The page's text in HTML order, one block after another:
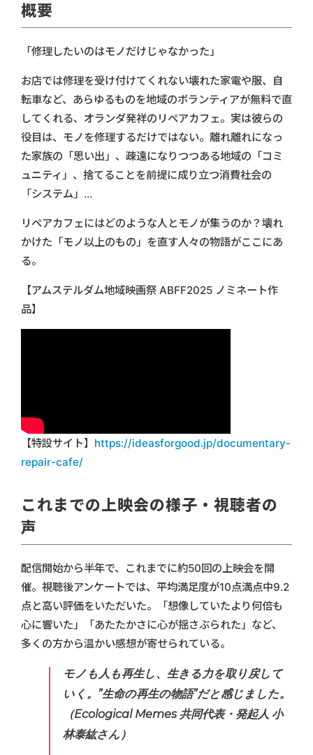
概要
「修理したいのはモノだけじゃなかった」
お店では修理を受け付けてくれない壊れた家電や服、自
転車など、あらゆるものを地域のボランティアが無料で直
してくれる、オランダ発祥のリペアカフェ。実は彼らの
役目は、モノを修理するだけではない。離れ離れになっ
た家族の「思い出」、疎遠になりつつある地域の「コミ
ュニティ」、捨てることを前提に成り立つ消費社会の
「システム」…
リペアカフェにはどのような人とモノが集うのか？壊れ
かけた「モノ以上のもの」を直す人々の物語がここにあ
る。
【アムステルダム地域映画祭 ABFF2025 ノミネート作
品】
【特設サイト】 https://ideasforgood.jp/documentary-
repair-cafe/
これまでの上映会の様子・視聴者の
声
配信開始から半年で、これまでに約50回の上映会を開
催。視聴後アンケートでは、平均満足度が10点満点中9.2
点と高い評価をいただいた。「想像していたより何倍も
心に響いた」「あたたかさに心が揺さぶられた」など、
多くの方から温かい感想が寄せられている。
モノも人も再生し、生きる力を取り戻して
いく。”生命の再生の物語”だと感じました。
（Ecological Memes 共同代表・発起人 小
林泰紘さん）